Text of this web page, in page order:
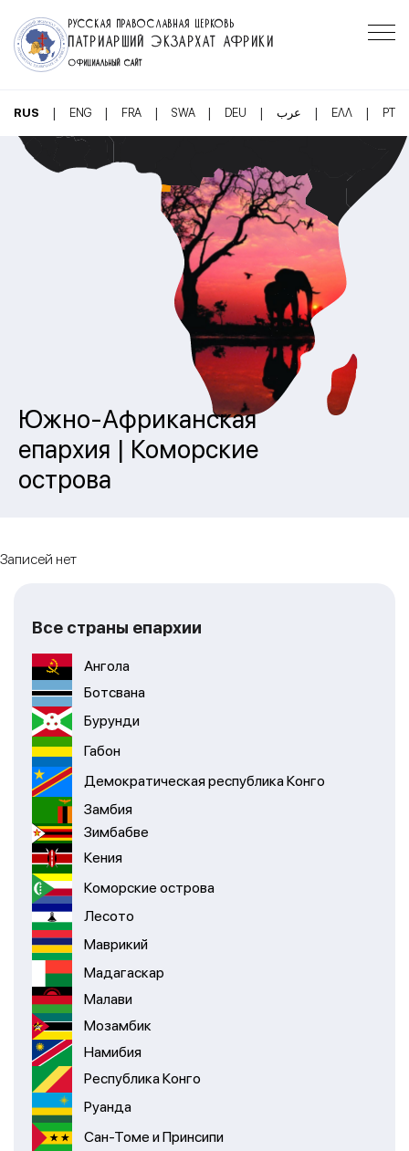
РУССКАЯ ПРАВОСЛАВНАЯ ЦЕРКОВЬ
ПАТРИАРШИЙ ЭКЗАРХАТ АФРИКИ
ОФИЦИАЛЬНЫЙ САЙТ
RUS | ENG | FRA | SWA | DEU | عرب | ΕΛΛ | PT
Южно-Африканская
епархия | Коморские
острова
Записей нет
Все страны епархии
Ангола
Ботсвана
Бурунди
Габон
Демократическая республика Конго
Замбия
Зимбабве
Кения
Коморские острова
Лесото
Маврикий
Мадагаскар
Малави
Мозамбик
Намибия
Республика Конго
Руанда
Сан-Томе и Принсипи